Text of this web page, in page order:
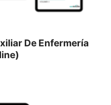
De Enfermería